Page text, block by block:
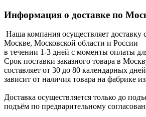
Информация о доставке по
Наша компания осуществляет доставку
Москве, Московской области и России
в течении 1-3 дней с моменты оплаты
Срок поставки заказного товара в
составляет от 30 до 80 календарных
зависит от наличия товара на фабрике
Доставка осуществляется только до
подъём по предварительному